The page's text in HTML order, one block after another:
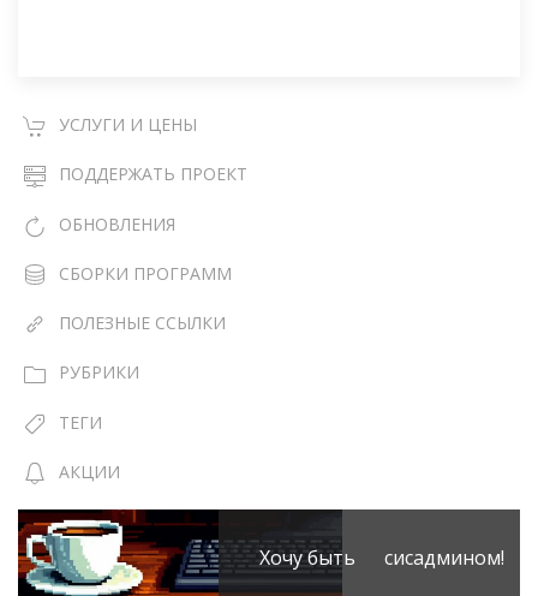
УСЛУГИ И ЦЕНЫ
ПОДДЕРЖАТЬ ПРОЕКТ
ОБНОВЛЕНИЯ
СБОРКИ ПРОГРАММ
ПОЛЕЗНЫЕ ССЫЛКИ
РУБРИКИ
ТЕГИ
АКЦИИ
Хочу быть сисадмином!